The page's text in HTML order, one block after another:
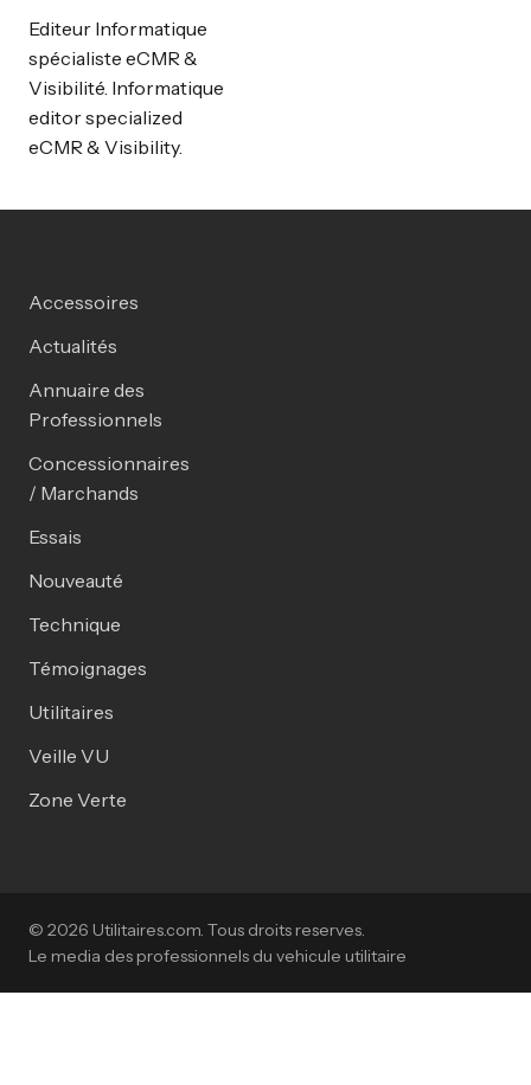
Editeur Informatique
spécialiste eCMR &
Visibilité. Informatique
editor specialized
eCMR & Visibility.
Accessoires
Actualités
Annuaire des
Professionnels
Concessionnaires
/ Marchands
Essais
Nouveauté
Technique
Témoignages
Utilitaires
Veille VU
Zone Verte
© 2026 Utilitaires.com. Tous droits reserves.
Le media des professionnels du vehicule utilitaire